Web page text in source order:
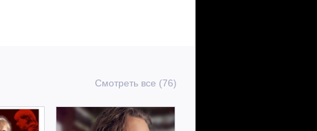
Смотреть все (76)